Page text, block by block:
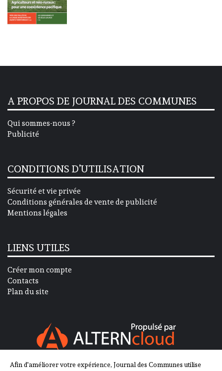
A PROPOS DE JOURNAL DES COMMUNES
Qui sommes-nous ?
Publicité
CONDITIONS D’UTILISATION
Sécurité et vie privée
Conditions générales de vente de publicité
Mentions légales
LIENS UTILES
Créer mon compte
Contacts
Plan du site
Afin d'améliorer votre expérience, Journal des Communes utilise